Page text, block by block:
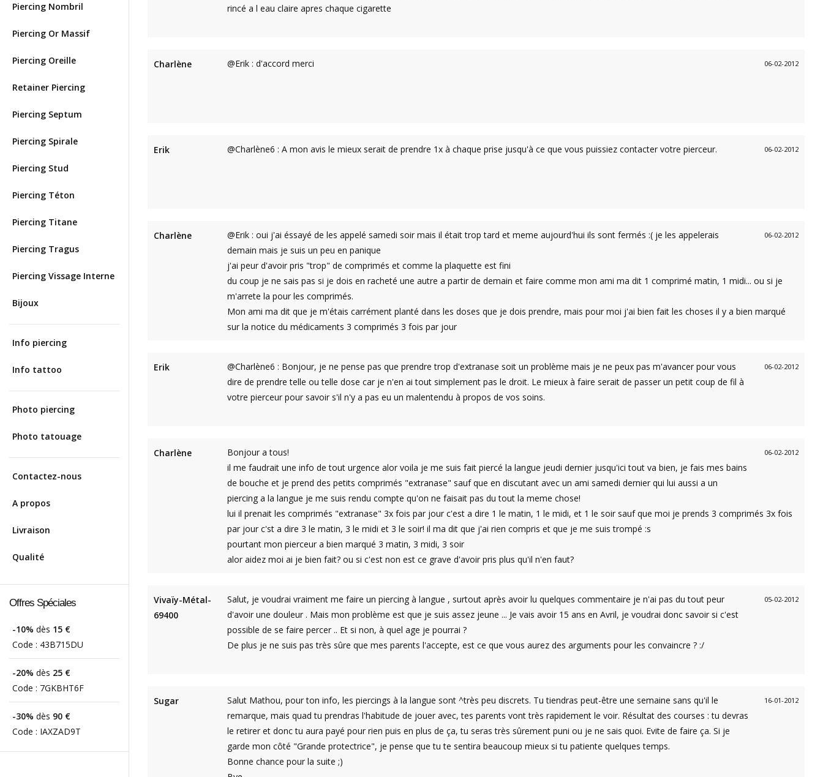
Piercing Nombril
Piercing Or Massif
Piercing Oreille
Retainer Piercing
Piercing Septum
Piercing Spirale
Piercing Stud
Piercing Téton
Piercing Titane
Piercing Tragus
Piercing Vissage Interne
Bijoux
Info piercing
Info tattoo
Photo piercing
Photo tatouage
Contactez-nous
A propos
Livraison
Qualité
Offres Spéciales
-10% dès 15 €
Code : 43B715DU
-20% dès 25 €
Code : 7GKBHT6F
-30% dès 90 €
Code : IAXZAD9T
rincé a l eau claire apres chaque cigarette
Charlène 06-02-2012
@Erik : d'accord merci
Erik 06-02-2012
@Charlène6 : A mon avis le mieux serait de prendre 1x à chaque prise jusqu'à ce que vous puissiez contacter votre pierceur.
Charlène 06-02-2012
@Erik : oui j'ai éssayé de les appelé samedi soir mais il était trop tard et meme aujourd'hui ils sont fermés :( je les appelerais
demain mais je suis un peu en panique
j'ai peur d'avoir pris "trop" de comprimés et comme la plaquette est fini
du coup je ne sais pas si je dois en racheté une autre a partir de demain et faire comme mon ami ma dit 1 comprimé matin, 1 midi... ou si je
m'arrete la pour les comprimés.
Mon ami ma dit que je m'étais carrément planté dans les doses que je dois prendre, mais pour moi j'ai bien fait les choses il y a bien marqué
sur la notice du médicaments 3 comprimés 3 fois par jour
Erik 06-02-2012
@Charlène6 : Bonjour, je ne pense pas que prendre trop d'extranase soit un problème mais je ne peux pas m'avancer pour vous
dire de prendre telle ou telle dose car je n'en ai tout simplement pas le droit. Le mieux à faire serait de passer un petit coup de fil à
votre pierceur pour savoir s'il n'y a pas eu un malentendu à propos de vos soins.
Charlène 06-02-2012
Bonjour a tous!
il me faudrait une info de tout urgence alor voila je me suis fait piercé la langue jeudi dernier jusqu'ici tout va bien, je fais mes bains
de bouche et je prend des petits comprimés "extranase" sauf que en discutant avec un ami samedi dernier qui lui aussi a un
piercing a la langue je me suis rendu compte qu'on ne faisait pas du tout la meme chose!
lui il prenait les comprimés "extranase" 3x fois par jour c'est a dire 1 le matin, 1 le midi, et 1 le soir sauf que moi je prends 3 comprimés 3x fois
par jour c'st a dire 3 le matin, 3 le midi et 3 le soir! il ma dit que j'ai rien compris et que je me suis trompé :s
pourtant mon pierceur a bien marqué 3 matin, 3 midi, 3 soir
alor aidez moi ai je bien fait? ou si c'est non est ce grave d'avoir pris plus qu'il n'en faut?
Vivaïy-Métal-
69400
05-02-2012
Salut, je voudrai vraiment me faire un piercing à langue , surtout après avoir lu quelques commentaire je n'ai pas du tout peur
d'avoir une douleur . Mais mon problème est que je suis assez jeune ... Je vais avoir 15 ans en Avril, je voudrai donc savoir si c'est
possible de se faire percer .. Et si non, à quel age je pourrai ?
De plus je ne suis pas très sûre que mes parents l'accepte, est ce que vous aurez des arguments pour les convaincre ? :/
Sugar 16-01-2012
Salut Mathou, pour ton info, les piercings à la langue sont ^très peu discrets. Tu tiendras peut-être une semaine sans qu'il le
remarque, mais quad tu prendras l'habitude de jouer avec, tes parents vont très rapidement le voir. Résultat des courses : tu devras
le retirer et donc tu aura payé pour rien puis en plus de ça, tu seras très sûrement puni ou je ne sais quoi. Evite de faire ça. Si je
garde mon côté "Grande protectrice", je pense que tu te sentira beaucoup mieux si tu patiente quelques temps.
Bonne chance pour la suite ;)